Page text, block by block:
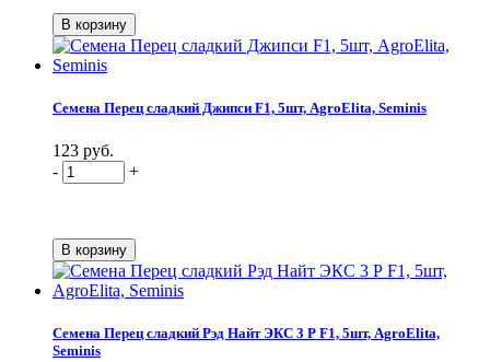
Семена Перец сладкий Джипси F1, 5шт, AgroElita, Seminis
123 руб.
-
+
Семена Перец сладкий Рэд Найт ЭКС 3 Р F1, 5шт, AgroElita,
Seminis